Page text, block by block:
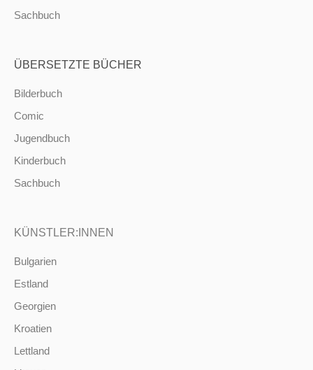
Sachbuch
ÜBERSETZTE BÜCHER
Bilderbuch
Comic
Jugendbuch
Kinderbuch
Sachbuch
KÜNSTLER:INNEN
Bulgarien
Estland
Georgien
Kroatien
Lettland